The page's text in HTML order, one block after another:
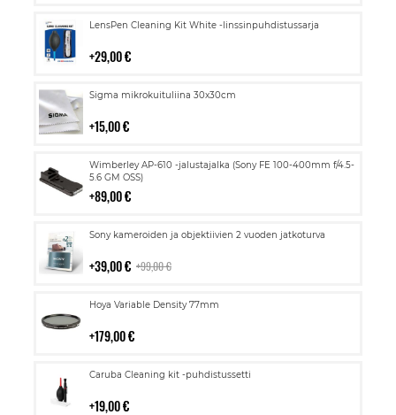
LensPen Cleaning Kit White -linssinpuhdistussarja
29,00 €
Lisää
Sigma mikrokuituliina 30x30cm
15,00 €
Lisää
Wimberley AP-610 -jalustajalka (Sony FE 100-400mm f/4.5-
5.6 GM OSS)
89,00 €
Lisää
ostoskoriin
Sony kameroiden ja objektiivien 2 vuoden jatkoturva
39,00 € 99,00 €
Lisää
Hoya Variable Density 77mm
179,00 €
Lisää
Caruba Cleaning kit -puhdistussetti
19,00 €
Lisää